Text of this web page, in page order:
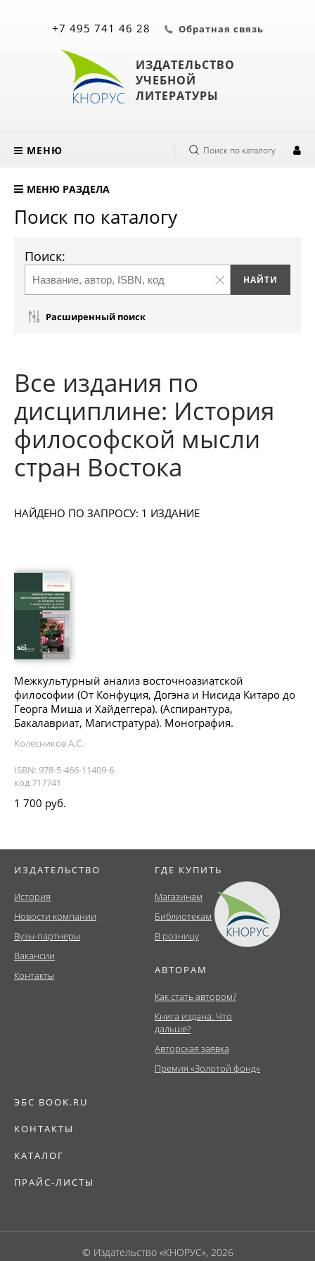
ИЗДАТЕЛЬСТВО
УЧЕБНОЙ
ЛИТЕРАТУРЫ
+7 495 741 46 28 Обратная связь
МЕНЮ Поиск по каталогу
МЕНЮ РАЗДЕЛА
Поиск по каталогу
Поиск:
Расширенный поиск
Все издания по
дисциплине: История
философской мысли
стран Востока
НАЙДЕНО ПО ЗАПРОСУ: 1 ИЗДАНИЕ
Межкультурный анализ восточноазиатской
философии (От Конфуция, Догэна и Нисида Китаро до
Георга Миша и Хайдеггера). (Аспирантура,
Бакалавриат, Магистратура). Монография.
Колесников А.С.
ISBN: 978-5-466-11409-6
код 717741
1 700 руб.
ИЗДАТЕЛЬСТВО
История
Новости компании
Вузы-партнеры
Вакансии
Контакты
ГДЕ КУПИТЬ
Магазинам
Библиотекам
В розницу
АВТОРАМ
Как стать автором?
Книга издана. Что
дальше?
Авторская заявка
Премия «Золотой фонд»
ЭБС BOOK.RU
КОНТАКТЫ
КАТАЛОГ
ПРАЙС-ЛИСТЫ
© Издательство «КНОРУС», 2026